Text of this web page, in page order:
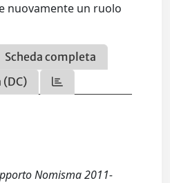
nuovamente un ruolo
Scheda completa
(DC)
Nomisma 2011-